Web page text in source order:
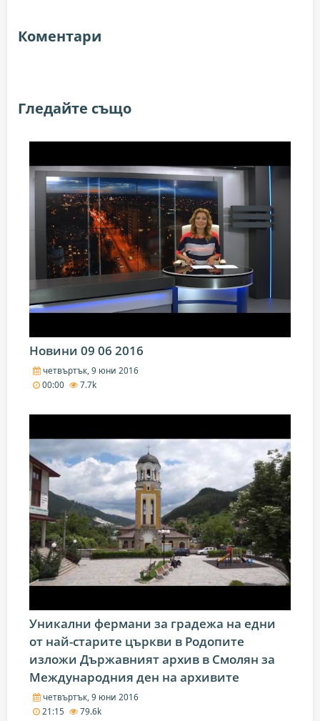
Коментари
Гледайте също
Новини 09 06 2016
четвъртък, 9 юни 2016
00:00
7.7k
Уникални фермани за градежа на едни
от най-старите църкви в Родопите
изложи Държавният архив в Смолян за
Международния ден на архивите
четвъртък, 9 юни 2016
21:15
79.6k